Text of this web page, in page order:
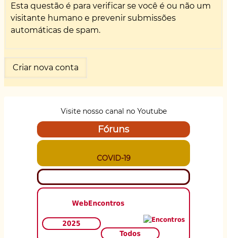
Esta questão é para verificar se você é ou não um
visitante humano e prevenir submissões
automáticas de spam.
Visite nosso canal no Youtube
Fóruns
COVID-19
WebEncontros
2025
Todos